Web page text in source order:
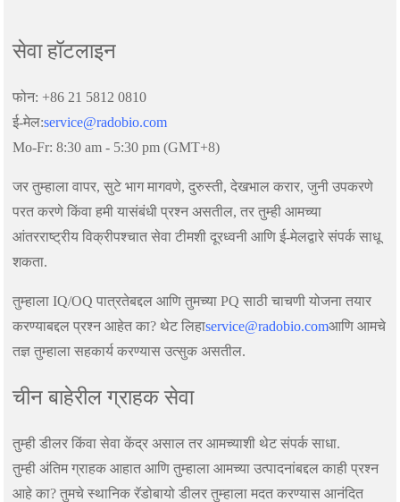
सेवा हॉटलाइन
फोन: +86 21 5812 0810
ई-मेल:service@radobio.com
Mo-Fr: 8:30 am - 5:30 pm (GMT+8)
जर तुम्हाला वापर, सुटे भाग मागवणे, दुरुस्ती, देखभाल करार, जुनी उपकरणे
परत करणे किंवा हमी यासंबंधी प्रश्न असतील, तर तुम्ही आमच्या
आंतरराष्ट्रीय विक्रीपश्चात सेवा टीमशी दूरध्वनी आणि ई-मेलद्वारे संपर्क साधू
शकता.
तुम्हाला IQ/OQ पात्रतेबद्दल आणि तुमच्या PQ साठी चाचणी योजना तयार
करण्याबद्दल प्रश्न आहेत का? थेट लिहाservice@radobio.comआणि आमचे
तज्ञ तुम्हाला सहकार्य करण्यास उत्सुक असतील.
चीन बाहेरील ग्राहक सेवा
तुम्ही डीलर किंवा सेवा केंद्र असाल तर आमच्याशी थेट संपर्क साधा.
तुम्ही अंतिम ग्राहक आहात आणि तुम्हाला आमच्या उत्पादनांबद्दल काही प्रश्न
आहे का? तुमचे स्थानिक रॅडोबायो डीलर तुम्हाला मदत करण्यास आनंदित